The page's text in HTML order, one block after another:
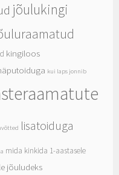
jõulukingi
kingiloos
kui laps jonnib
lisatoiduga
mida kinkida 1-aastasele
jõuludeks